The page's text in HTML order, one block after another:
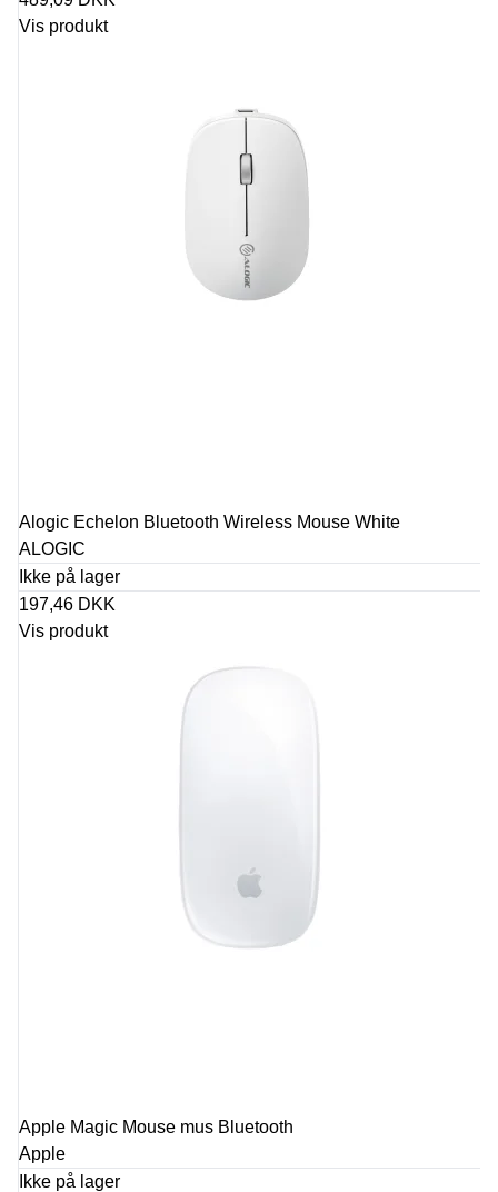
Vis produkt
Alogic Echelon Bluetooth Wireless Mouse White
ALOGIC
Ikke på lager
197,46 DKK
Vis produkt
Apple Magic Mouse mus Bluetooth
Apple
Ikke på lager